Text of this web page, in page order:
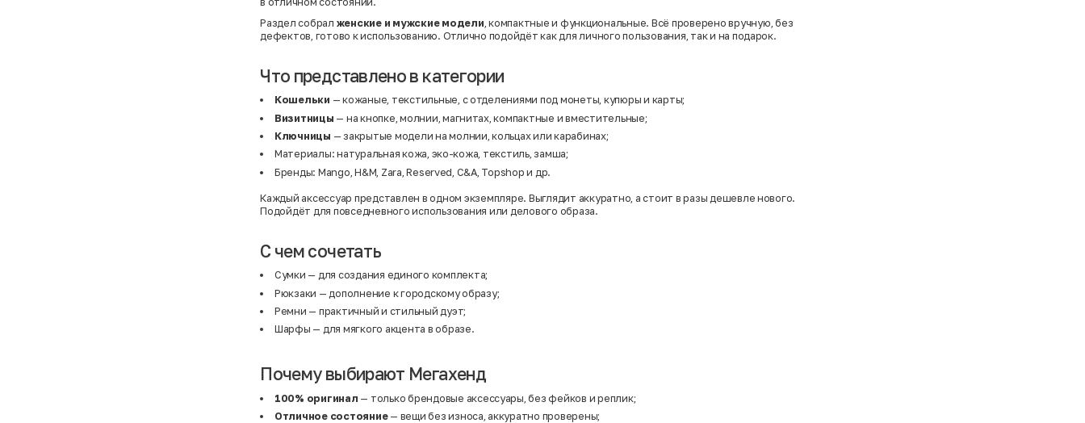
Раздел собрал женские и мужские модели, компактные и функциональные. Всё проверено вручную, без
дефектов, готово к использованию. Отлично подойдёт как для личного пользования, так и на подарок.
Что представлено в категории
Кошельки — кожаные, текстильные, с отделениями под монеты, купюры и карты;
Визитницы — на кнопке, молнии, магнитах, компактные и вместительные;
Ключницы — закрытые модели на молнии, кольцах или карабинах;
Материалы: натуральная кожа, эко-кожа, текстиль, замша;
Бренды: Mango, H&M, Zara, Reserved, C&A, Topshop и др.
Каждый аксессуар представлен в одном экземпляре. Выглядит аккуратно, а стоит в разы дешевле нового.
Подойдёт для повседневного использования или делового образа.
С чем сочетать
Сумки — для создания единого комплекта;
Рюкзаки — дополнение к городскому образу;
Ремни — практичный и стильный дуэт;
Шарфы — для мягкого акцента в образе.
Почему выбирают Мегахенд
100% оригинал — только брендовые аксессуары, без фейков и реплик;
Отличное состояние— вещи без износа, аккуратно проверены;